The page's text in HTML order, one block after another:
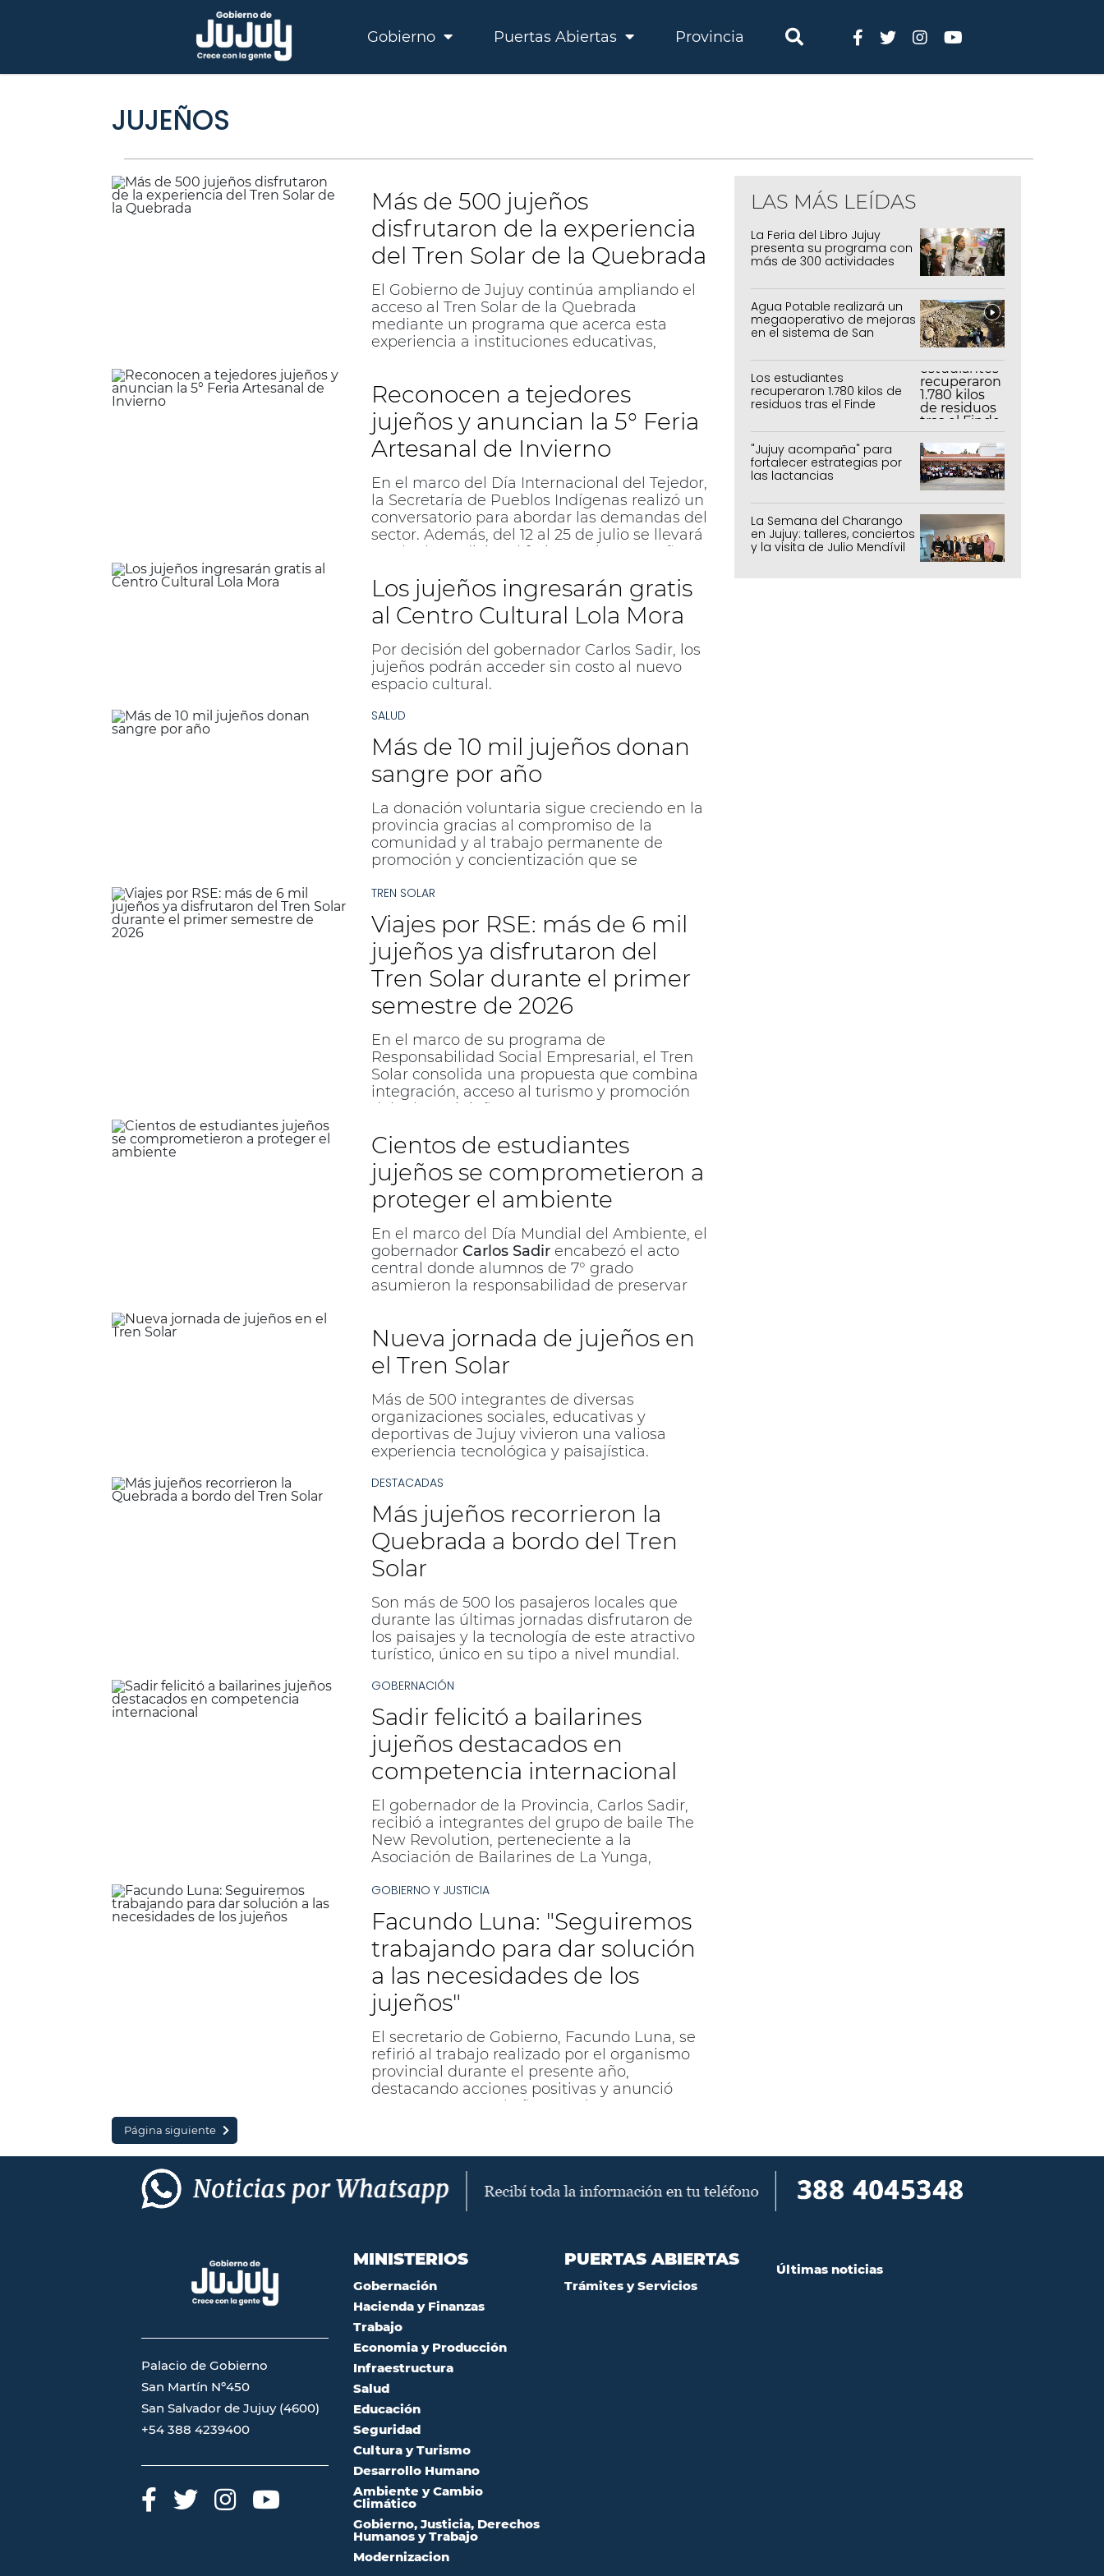
Gobierno Puertas Abiertas Provincia
JUJEÑOS
Más de 500 jujeños
disfrutaron de la experiencia
del Tren Solar de la Quebrada
El Gobierno de Jujuy continúa ampliando el
acceso al Tren Solar de la Quebrada
mediante un programa que acerca esta
experiencia a instituciones educativas,
Reconocen a tejedores
jujeños y anuncian la 5° Feria
Artesanal de Invierno
En el marco del Día Internacional del Tejedor,
la Secretaría de Pueblos Indígenas realizó un
conversatorio para abordar las demandas del
sector. Además, del 12 al 25 de julio se llevará
a cabo la tradicional feria en Plaza España.
Los jujeños ingresarán gratis
al Centro Cultural Lola Mora
Por decisión del gobernador Carlos Sadir, los
jujeños podrán acceder sin costo al nuevo
espacio cultural.
SALUD
Más de 10 mil jujeños donan
sangre por año
La donación voluntaria sigue creciendo en la
provincia gracias al compromiso de la
comunidad y al trabajo permanente de
promoción y concientización que se
TREN SOLAR
Viajes por RSE: más de 6 mil
jujeños ya disfrutaron del
Tren Solar durante el primer
semestre de 2026
En el marco de su programa de
Responsabilidad Social Empresarial, el Tren
Solar consolida una propuesta que combina
integración, acceso al turismo y promoción
del talento jujeño
Cientos de estudiantes
jujeños se comprometieron a
proteger el ambiente
En el marco del Día Mundial del Ambiente, el
gobernador Carlos Sadirencabezó el acto
central donde alumnos de 7° grado
asumieron la responsabilidad de preservar
Nueva jornada de jujeños en
el Tren Solar
Más de 500 integrantes de diversas
organizaciones sociales, educativas y
deportivas de Jujuy vivieron una valiosa
experiencia tecnológica y paisajística.
DESTACADAS
​Más jujeños recorrieron la
Quebrada a bordo del Tren
Solar
Son más de 500 los pasajeros locales que
durante las últimas jornadas disfrutaron de
los paisajes y la tecnología de este atractivo
turístico, único en su tipo a nivel mundial.
GOBERNACIÓN
Sadir felicitó a bailarines
jujeños destacados en
competencia internacional
El gobernador de la Provincia, Carlos Sadir,
recibió a integrantes del grupo de baile The
New Revolution, perteneciente a la
Asociación de Bailarines de La Yunga,
certamen internacional Fidifest desarrollado
en Santos, Brasil.
GOBIERNO Y JUSTICIA
Facundo Luna: "Seguiremos
trabajando para dar solución
a las necesidades de los
jujeños"
El secretario de Gobierno, Facundo Luna, se
refirió al trabajo realizado por el organismo
provincial durante el presente año,
destacando acciones positivas y anunció
programas para el año que viene.
Página siguiente
LAS MÁS LEÍDAS
La Feria del Libro Jujuy
presenta su programa con
más de 300 actividades
Agua Potable realizará un
megaoperativo de mejoras
en el sistema de San
Los estudiantes
recuperaron 1.780 kilos de
residuos tras el Finde
"Jujuy acompaña" para
fortalecer estrategias por
las lactancias
La Semana del Charango
en Jujuy: talleres, conciertos
y la visita de Julio Mendívil
Palacio de Gobierno
San Martín Nº450
San Salvador de Jujuy (4600)
+54 388 4239400
MINISTERIOS
Gobernación
Hacienda y Finanzas
Trabajo
Economia y Producción
Infraestructura
Salud
Educación
Seguridad
Cultura y Turismo
Desarrollo Humano
Ambiente y Cambio
Climático
Gobierno, Justicia, Derechos
Humanos y Trabajo
Modernizacion
PUERTAS ABIERTAS
Trámites y Servicios
Últimas noticias